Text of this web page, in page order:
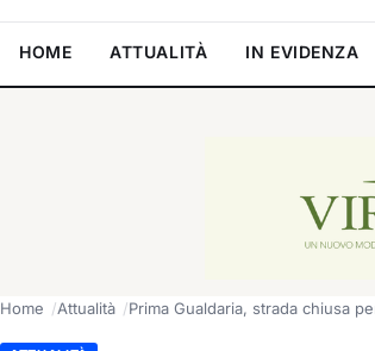
HOME ATTUALITÀ IN EVIDENZA
Home Attualità Prima Gualdaria, strada chiusa